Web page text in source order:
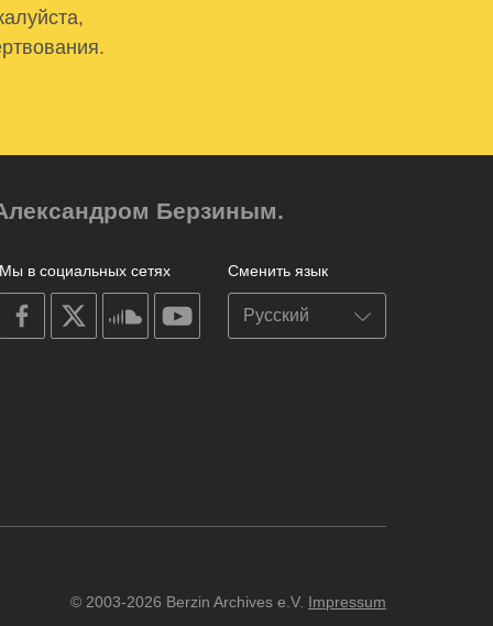
Берзиным.
Сменить язык
Мы в социальных сетях
on
facebook
on
on
soundcloudyoutube
© 2003-2026 Berzin Archives e.V. Impressum